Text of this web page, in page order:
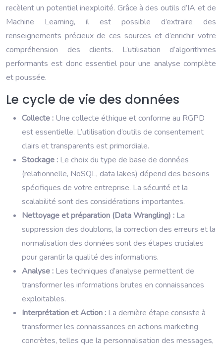
recèlent un potentiel inexploité. Grâce à des outils d’IA et de
Machine Learning, il est possible d’extraire des
renseignements précieux de ces sources et d’enrichir votre
compréhension des clients. L’utilisation d’algorithmes
performants est donc essentiel pour une analyse complète
et poussée.
Le cycle de vie des données
Collecte : Une collecte éthique et conforme au RGPD
est essentielle. L’utilisation d’outils de consentement
clairs et transparents est primordiale.
Stockage : Le choix du type de base de données
(relationnelle, NoSQL, data lakes) dépend des besoins
spécifiques de votre entreprise. La sécurité et la
scalabilité sont des considérations importantes.
Nettoyage et préparation (Data Wrangling) : La
suppression des doublons, la correction des erreurs et la
normalisation des données sont des étapes cruciales
pour garantir la qualité des informations.
Analyse : Les techniques d’analyse permettent de
transformer les informations brutes en connaissances
exploitables.
Interprétation et Action : La dernière étape consiste à
transformer les connaissances en actions marketing
concrètes, telles que la personnalisation des messages,